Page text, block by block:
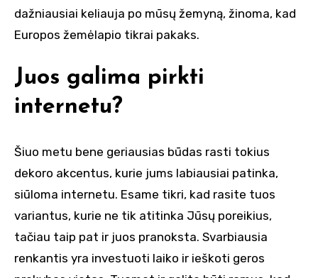
dažniausiai keliauja po mūsų žemyną, žinoma, kad
Europos žemėlapio tikrai pakaks.
Juos galima pirkti
internetu?
Šiuo metu bene geriausias būdas rasti tokius
dekoro akcentus, kurie jums labiausiai patinka,
siūloma internetu. Esame tikri, kad rasite tuos
variantus, kurie ne tik atitinka Jūsų poreikius,
tačiau taip pat ir juos pranoksta. Svarbiausia
renkantis yra investuoti laiko ir ieškoti geros